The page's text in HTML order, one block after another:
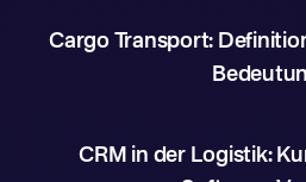
Cargo Transport:
CRM in der Logistik: